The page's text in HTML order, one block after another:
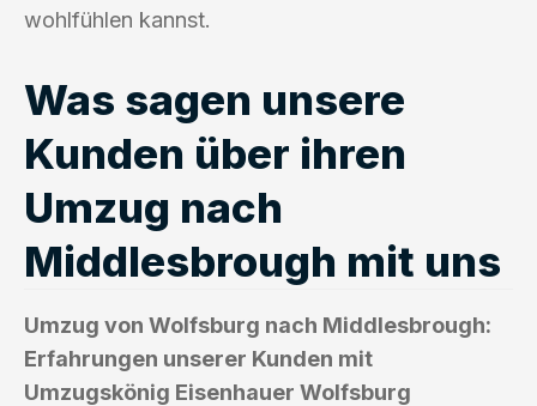
wohlfühlen kannst.
Was sagen unsere
Kunden über ihren
Umzug nach
Middlesbrough mit uns
Umzug von Wolfsburg nach Middlesbrough:
Erfahrungen unserer Kunden mit
Umzugskönig Eisenhauer Wolfsburg